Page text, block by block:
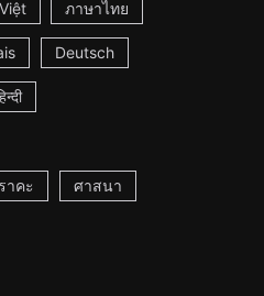
ภาษาไทย
Deutsch
าคะ ศาสนา